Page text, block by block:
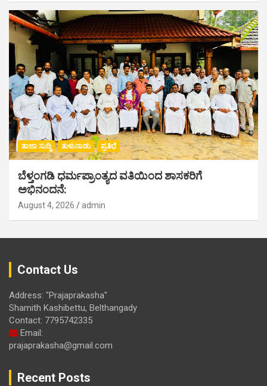
ತಾಜಾ ಸುದ್ದಿ ತುಳುನಾಡು ಪ್ರತಿಭೆ
ಬೆಳ್ತಂಗಡಿ ಧರ್ಮಪ್ರಾಂತ್ಯದ ವತಿಯಿಂದ ಶಾಸಕರಿಗೆ
ಅಭಿನಂದನೆ:
August 4, 2026 admin
Contact Us
Address: "Prajaprakasha"
Shamith Kashibettu, Belthangady
Contact: 7795742335
Email:
prajaprakasha@gmail.com
Recent Posts